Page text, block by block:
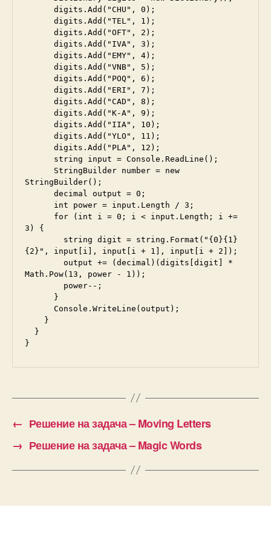
StringBuilder();
3) {
{2}", input[i], input[i + 1], input[i + 2]);
Math.Pow(13, power - 1));
}
← Решение на задача – Moving Letters
→ Решение на задача – Magic Words